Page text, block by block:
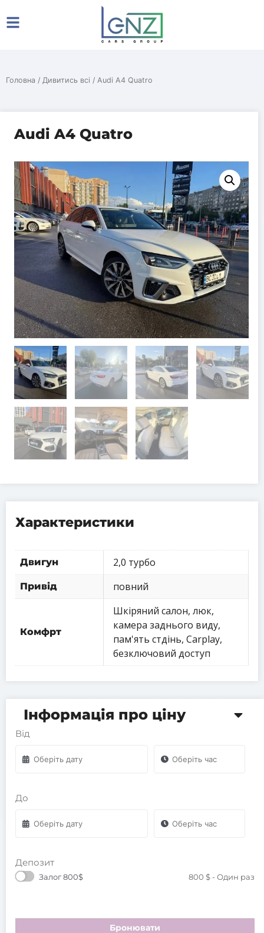
Головна / Дивитись всі / Audi A4 Quatro
Audi A4 Quatro
Характеристики
Двигун 2,0 турбо
Привід повний
Комфрт
Шкіряний салон, люк,
камера заднього виду,
пам'ять стдінь, Carplay,
безключовий доступ
Інформація про ціну
Від
До
Депозит
Залог 800$ 800 $- Один раз
Бронювати